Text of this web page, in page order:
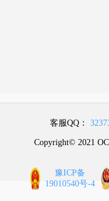
客服QQ：
Copyright© 2021
豫ICP备
19010540号-4